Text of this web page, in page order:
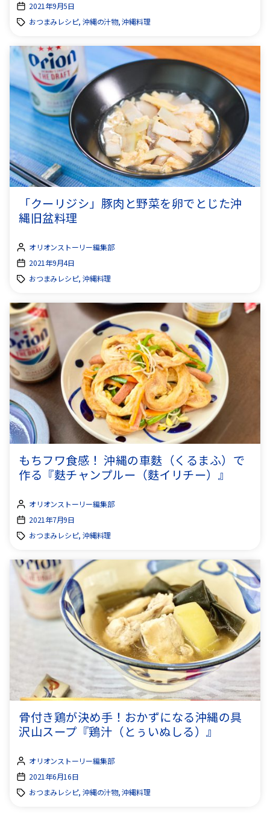
2021年9月5日
おつまみレシピ, 沖縄の汁物, 沖縄料理
「クーリジシ」豚肉と野菜を卵でとじた沖
縄旧盆料理
オリオンストーリー編集部
2021年9月4日
おつまみレシピ, 沖縄料理
もちフワ食感！ 沖縄の車麩（くるまふ）で
作る『麩チャンプルー（麩イリチー）』
オリオンストーリー編集部
2021年7月9日
おつまみレシピ, 沖縄料理
骨付き鶏が決め手！おかずになる沖縄の具
沢山スープ『鶏汁（とぅいぬしる）』
オリオンストーリー編集部
2021年6月16日
おつまみレシピ, 沖縄の汁物, 沖縄料理